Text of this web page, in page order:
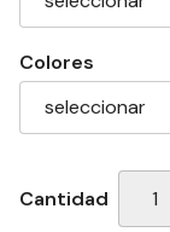
Colores
Cantidad